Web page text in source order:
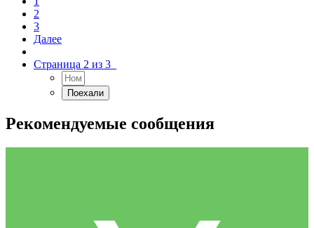
2
3
Далее
Страница 2 из 3
Рекомендуемые сообщения